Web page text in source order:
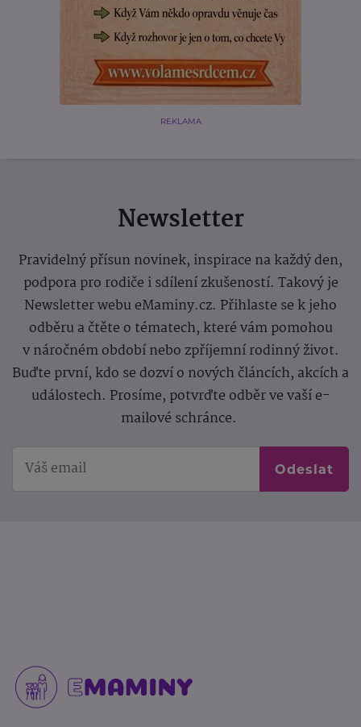
REKLAMA
Newsletter
Pravidelný přísun novinek, inspirace na každý den,
podpora pro rodiče i sdílení zkušeností. Takový je
Newsletter webu eMaminy.cz. Přihlaste se k jeho
odběru a čtěte o tématech, které vám pomohou
v náročném období nebo zpříjemní rodinný život.
Buďte první, kdo se dozví o nových článcích, akcích a
událostech. Prosíme, potvrďte odběr ve vaší e-
mailové schránce.
Odeslat